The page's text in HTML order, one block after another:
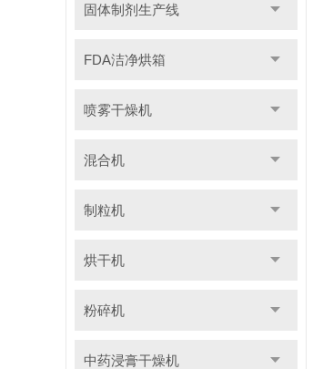
固体制剂生产线
FDA洁净烘箱
喷雾干燥机
混合机
制粒机
烘干机
粉碎机
中药浸膏干燥机